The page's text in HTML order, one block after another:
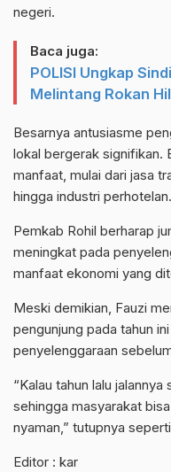
negeri.
Baca juga:
POLISI Ungkap
Melintang Rokan
Besarnya antusiasme
lokal bergerak signifikan.
manfaat, mulai dari jasa
hingga industri perhotelan.
Pemkab Rohil berharap
meningkat pada
manfaat ekonomi yang
Meski demikian, Fauzi
pengunjung pada tahun
penyelenggaraan
“Kalau tahun lalu
sehingga masyarakat
nyaman,” tutupnya
Editor : kar